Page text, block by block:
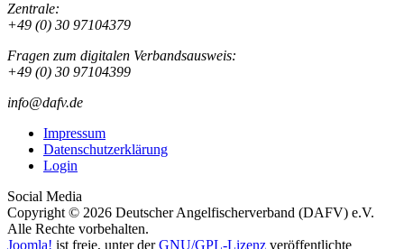
Zentrale:
+49 (0) 30 97104379
Fragen zum digitalen Verbandsausweis:
+49 (0) 30 97104399
info@dafv.de
Impressum
Datenschutzerklärung
Login
Social Media
Copyright © 2026 Deutscher Angelfischerverband (DAFV) e.V.
Alle Rechte vorbehalten.
Joomla! ist freie, unter derGNU/GPL-Lizenz veröffentlichte